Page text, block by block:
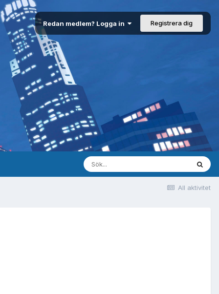
Redan medlem? Logga in Registrera dig
All aktivitet